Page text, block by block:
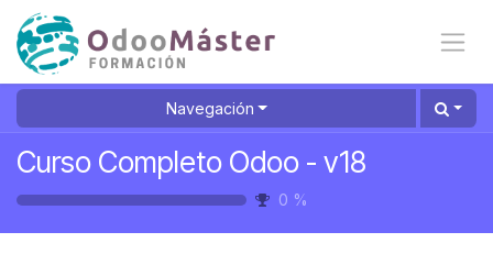
Ir al contenido
Navegación
Curso Completo Odoo - v18
0 %